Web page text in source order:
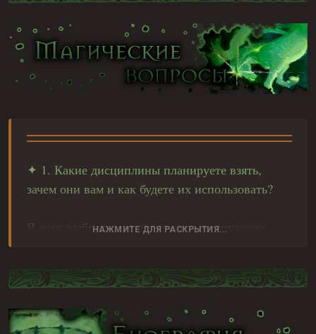
໒ Внешний вид : Золотистые волосы, рост
средний, или даже чуть ниже обычного
морфита, светло-карие глаза, внешность
довольно обычная, лицом ничем не выделяется
ঐ Характер: Недоверчивый, потому что с
детства его предавали все, от отца до
проявление чувств в прошлом приводило к
потому что унижения детства заставили его
дорожить своим достоинством. В душе
одинокий и ранимый, хоть и тщательно это
✦ 1. Какие дисциплины планируете взять,
зачем они вам и как будете их использовать?
Я хочу выбрать для персонажа дисциплину
а приобретённая по ходу игры уже аэротургия.
НАЖМИТЕ ДЛЯ РАСКРЫТИЯ...